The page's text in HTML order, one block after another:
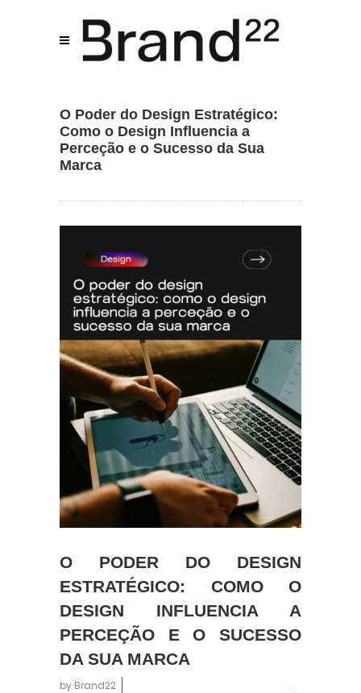
O Poder do Design Estratégico:
Como o Design Influencia a
Perceção e o Sucesso da Sua
Marca
O PODER DO DESIGN
ESTRATÉGICO: COMO O
DESIGN INFLUENCIA A
PERCEÇÃO E O SUCESSO
DA SUA MARCA
by Brand22
B22
Assistente IA · Brand22